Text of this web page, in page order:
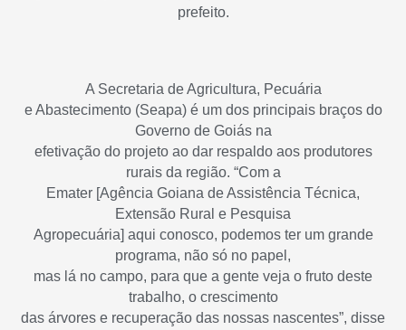
prefeito.
A Secretaria de Agricultura, Pecuária
e Abastecimento (Seapa) é um dos principais braços do
Governo de Goiás na
efetivação do projeto ao dar respaldo aos produtores
rurais da região. “Com a
Emater [Agência Goiana de Assistência Técnica,
Extensão Rural e Pesquisa
Agropecuária] aqui conosco, podemos ter um grande
programa, não só no papel,
mas lá no campo, para que a gente veja o fruto deste
trabalho, o crescimento
das árvores e recuperação das nossas nascentes”, disse